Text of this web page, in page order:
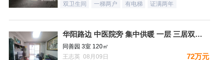
双卫生间 一梯两户 有电梯 证满两年
华阳路边 中医院旁 集中供暖 一层 三居双卫72万
同善园 3室 120㎡
王志英 08月09日
72万元